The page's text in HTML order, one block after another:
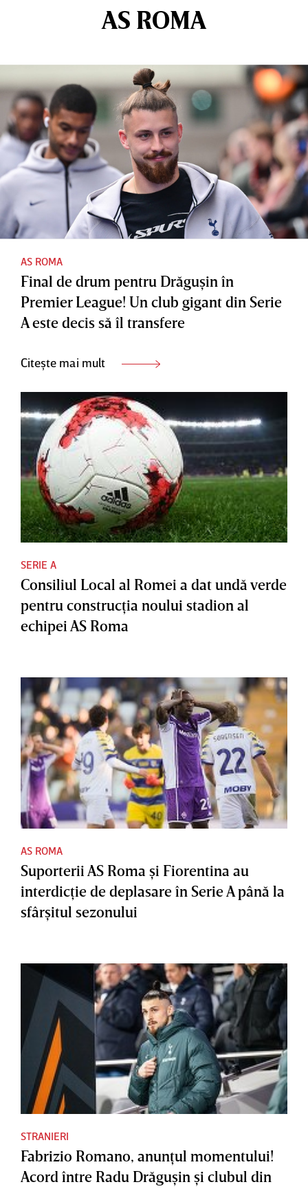
AS ROMA
AS ROMA
Final de drum pentru Drăguşin în
Premier League! Un club gigant din Serie
A este decis să îl transfere
Citește mai mult
SERIE A
Consiliul Local al Romei a dat undă verde
pentru construcţia noului stadion al
echipei AS Roma
AS ROMA
Suporterii AS Roma şi Fiorentina au
interdicţie de deplasare în Serie A până la
sfârşitul sezonului
STRANIERI
Fabrizio Romano, anunţul momentului!
Acord între Radu Drăguşin şi clubul din